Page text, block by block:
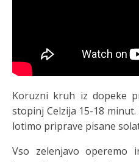
Koruzni kruh iz dopeke
stopinj Celzija 15-18
lotimo priprave pisane
Vso zelenjavo operemo